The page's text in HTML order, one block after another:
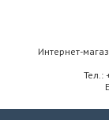
Интернет-
Тел.: